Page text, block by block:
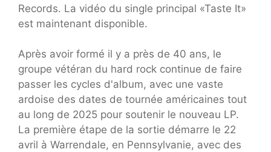
Records. La vidéo du single principal «Taste It»
est maintenant disponible.
Après avoir formé il y a près de 40 ans, le
groupe vétéran du hard rock continue de faire
passer les cycles d'album, avec une vaste
ardoise des dates de tournée américaines tout
au long de 2025 pour soutenir le nouveau LP.
La première étape de la sortie démarre le 22
avril à Warrendale, en Pennsylvanie, avec des